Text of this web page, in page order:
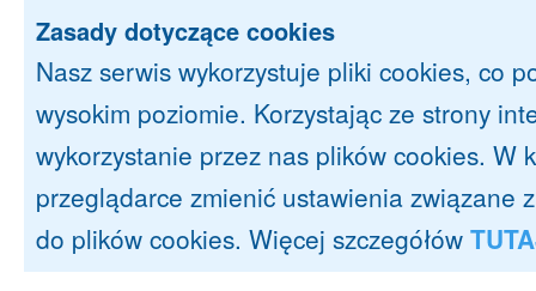
Zasady dotyczące cookies
Nasz serwis wykorzystuje pliki cookies, co
wysokim poziomie. Korzystając ze strony
wykorzystanie przez nas plików cookies. W
przeglądarce zmienić ustawienia związane
do plików cookies. Więcej szczegółów